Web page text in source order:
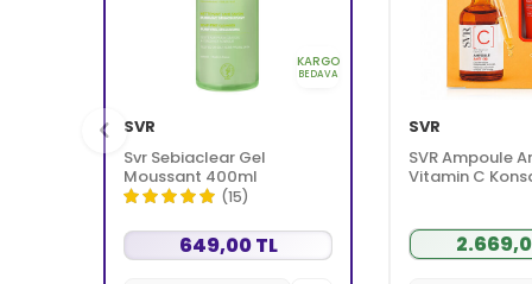
KARGO
BEDAVA
SVR
Svr Sebiaclear Gel
Moussant 400ml
(15)
649,00 TL
SVR
SVR Ampoule
Vitamin C
HEDİYE